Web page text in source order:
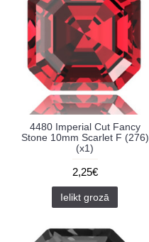
4480 Imperial Cut Fancy
Stone 10mm Scarlet F (276)
(x1)
2,25€
Ielikt grozā